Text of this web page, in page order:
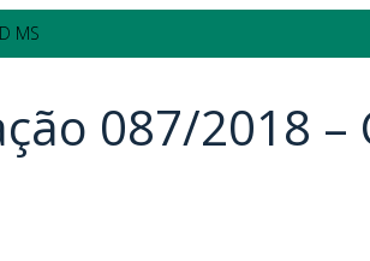
087/2018 –